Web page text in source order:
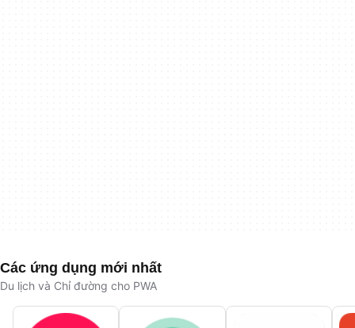
Các ứng dụng mới nhất
Du lịch và Chỉ đường cho PWA